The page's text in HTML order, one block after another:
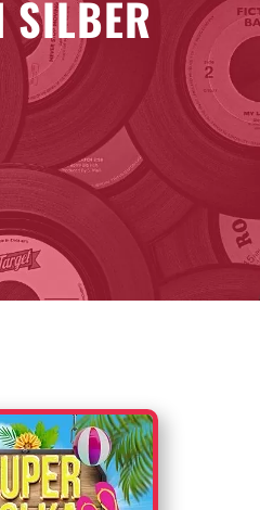
SILBER